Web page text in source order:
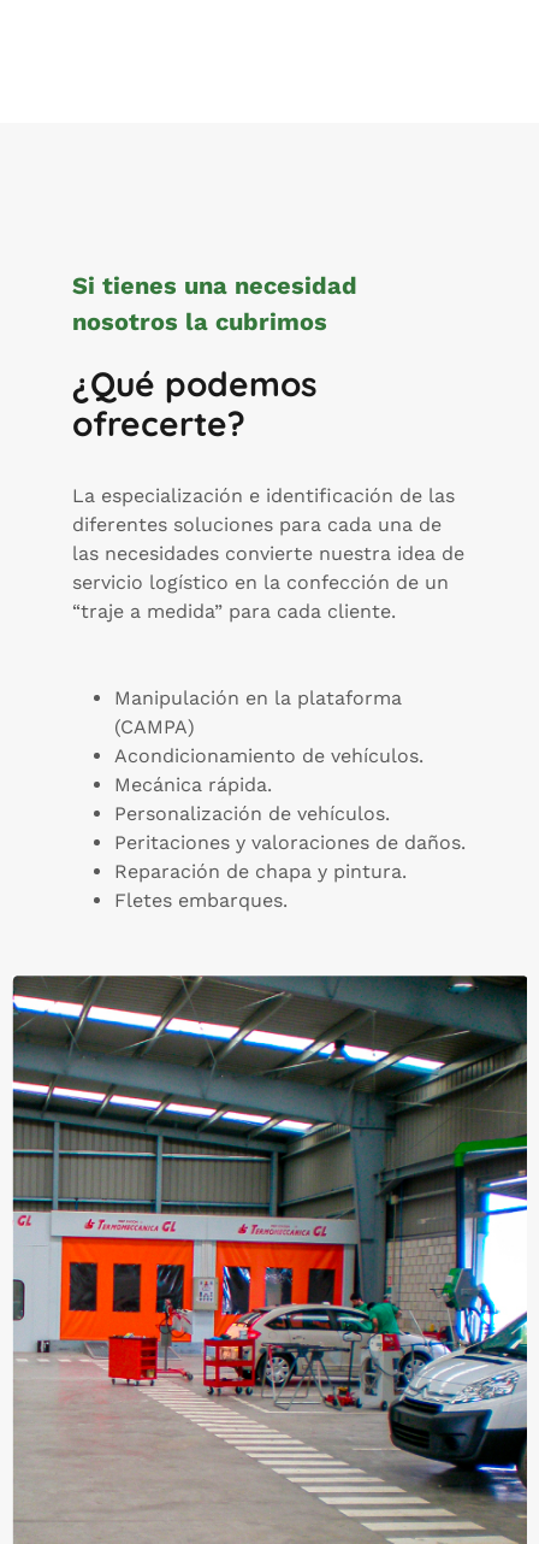
Si tienes una necesidad
nosotros la cubrimos
¿Qué podemos
ofrecerte?
La especialización e identificación de las
diferentes soluciones para cada una de
las necesidades convierte nuestra idea de
servicio logístico en la confección de un
“traje a medida” para cada cliente.
Manipulación en la plataforma
(CAMPA)
Acondicionamiento de vehículos.
Mecánica rápida.
Personalización de vehículos.
Peritaciones y valoraciones de daños.
Reparación de chapa y pintura.
Fletes embarques.